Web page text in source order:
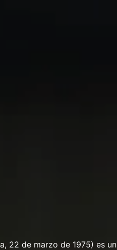
22 de marzo de 1975) es